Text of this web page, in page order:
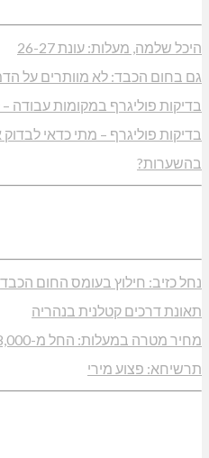
היכל שלמה, מעלות: עונת 26-27
גם בחום הכבד: לא מוותרים על
בדיקות פוליגרף במקומות עבודה
בדיקות פוליגרף – מתי כדאי
בהשערות?
נחל כזיב: חילוץ בעומס החום הכבד
תאונת דרכים קטלנית בנהריה
מחיר מטרה במעלות: החל מ-728,000 ₪
תרשיחא: פצוע מירי